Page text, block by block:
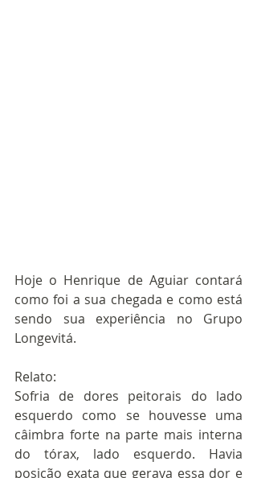
Hoje o Henrique de Aguiar contará
como foi a sua chegada e como está
sendo sua experiência no Grupo
Longevitá.
Relato:
Sofria de dores peitorais do lado
esquerdo como se houvesse uma
câimbra forte na parte mais interna
do tórax, lado esquerdo. Havia
posição exata que gerava essa dor e